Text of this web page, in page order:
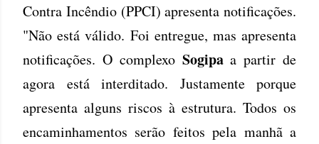
Contra Incêndio (PPCI) apresenta notificações.
"Não está válido. Foi entregue, mas apresenta
notificações. O complexo Sogipaa partir de
agora está interditado. Justamente porque
apresenta alguns riscos à estrutura. Todos os
encaminhamentos serão feitos pela manhã a